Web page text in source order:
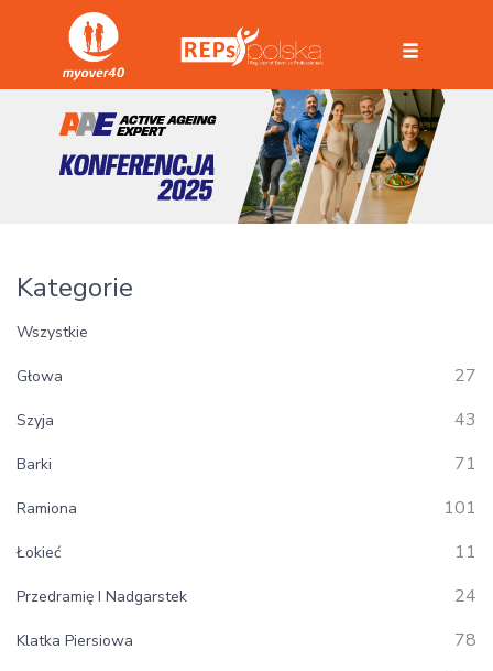
Kategorie
Wszystkie
Głowa 27
Szyja 43
Barki 71
Ramiona 101
Łokieć 11
Przedramię I Nadgarstek 24
Klatka Piersiowa 78